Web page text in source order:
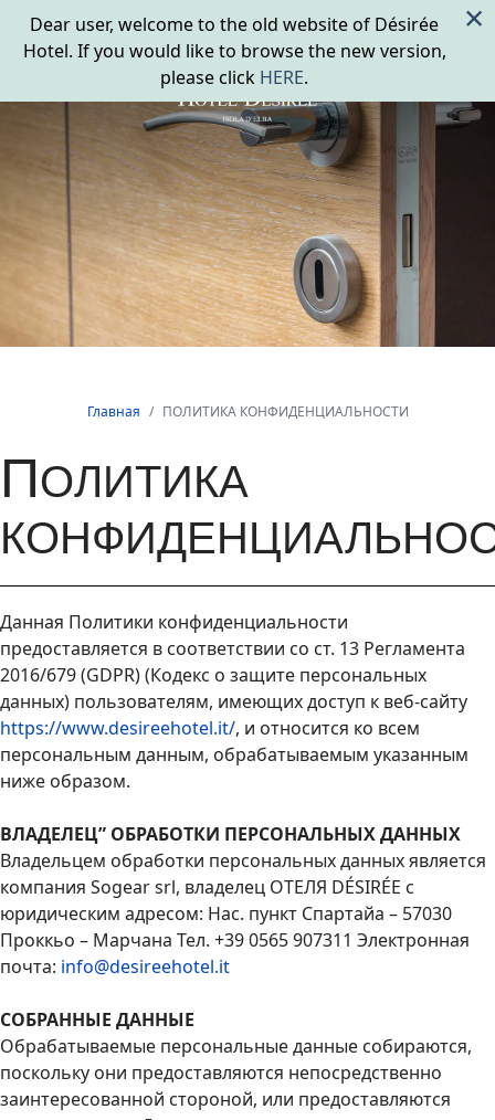
Главная ПОЛИТИКА КОНФИДЕНЦИАЛЬНОСТИ
ПОЛИТИКА
Данная Политики конфиденциальности
предоставляется в соответствии со ст. 13 Регламента
2016/679 (GDPR) (Кодекс о защите персональных
данных) пользователям, имеющих доступ к веб-сайту
https://www.desireehotel.it/, и относится ко всем
персональным данным, обрабатываемым указанным
ниже образом.
ВЛАДЕЛЕЦ” ОБРАБОТКИ ПЕРСОНАЛЬНЫХ ДАННЫХ
Владельцем обработки персональных данных является
компания Sogear srl, владелец ОТЕЛЯ DÉSIRÉE с
юридическим адресом: Нас. пункт Спартайа – 57030
Проккьо – Марчана Тел. +39 0565 907311 Электронная
почта: info@desireehotel.it
СОБРАННЫЕ ДАННЫЕ
Обрабатываемые персональные данные собираются,
поскольку они предоставляются непосредственно
заинтересованной стороной, или предоставляются
Dear user, welcome to the old website of Désirée
Hotel. If you would like to browse the new version,
please click HERE.
×